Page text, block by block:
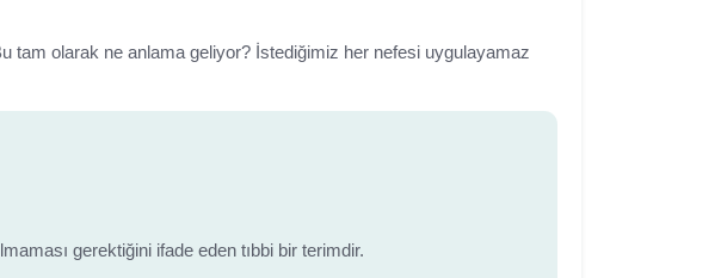
tam olarak ne anlama geliyor? İstediğimiz her nefesi uygulayamaz
gerektiğini ifade eden tıbbi bir terimdir.